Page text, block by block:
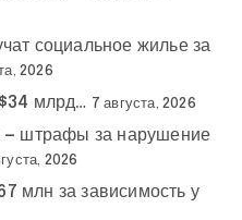
социальное жилье за
2026
млрд… 7 августа, 2026
— штрафы за нарушение
2026
млн за зависимость у